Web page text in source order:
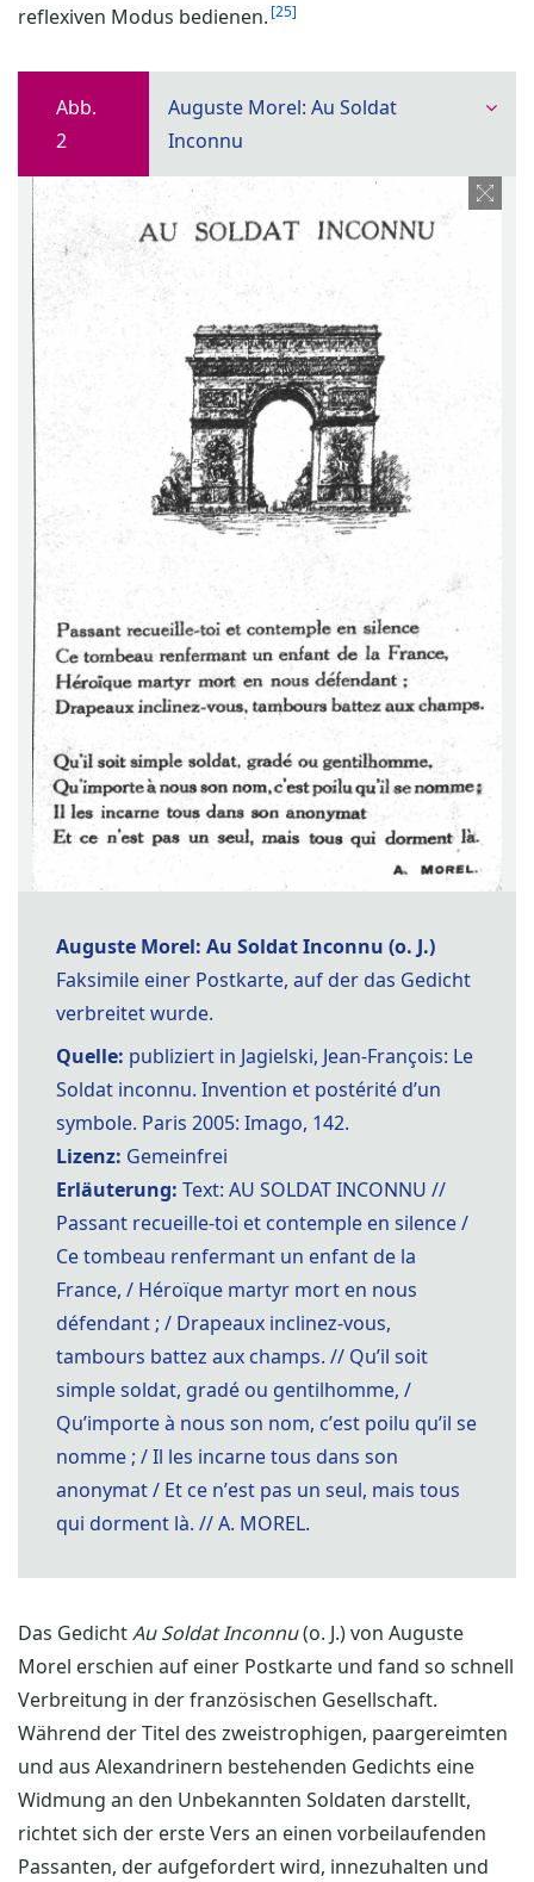
reflexiven Modus bedienen. 25
Abb.
2
Auguste Morel: Au Soldat
Inconnu
Auguste Morel: Au Soldat Inconnu (o. J.)
Faksimile einer Postkarte, auf der das Gedicht
verbreitet wurde.
Quelle: publiziert in Jagielski, Jean-François: Le
Soldat inconnu. Invention et postérité d’un
symbole. Paris 2005: Imago, 142.
Lizenz: Gemeinfrei
Erläuterung: Text: AU SOLDAT INCONNU //
Passant recueille-toi et contemple en silence /
Ce tombeau renfermant un enfant de la
France, / Héroïque martyr mort en nous
défendant ; / Drapeaux inclinez-vous,
tambours battez aux champs. // Qu’il soit
simple soldat, gradé ou gentilhomme, /
Qu’importe à nous son nom, c’est poilu qu’il se
nomme ; / Il les incarne tous dans son
anonymat / Et ce n’est pas un seul, mais tous
qui dorment là. // A. MOREL.
Das GedichtAu Soldat Inconnu(o. J.) von Auguste
Morel erschien auf einer Postkarte und fand so schnell
Verbreitung in der französischen Gesellschaft.
Während der Titel des zweistrophigen, paargereimten
und aus Alexandrinern bestehenden Gedichts eine
Widmung an den Unbekannten Soldaten darstellt,
richtet sich der erste Vers an einen vorbeilaufenden
Passanten, der aufgefordert wird, innezuhalten und